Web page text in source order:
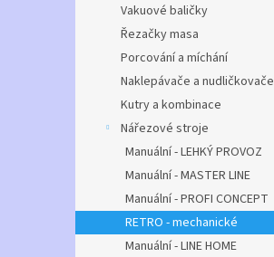
Vakuové baličky
Řezačky masa
Porcování a míchání
Naklepávače a nudličkovače
Kutry a kombinace
Nářezové stroje
Manuální - LEHKÝ PROVOZ
Manuální - MASTER LINE
Manuální - PROFI CONCEPT
RETRO - mechanické
Manuální - LINE HOME